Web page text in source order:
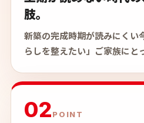
肢。
新築の完成時期が読みにくい
らしを整えたい」ご家族にと
02POINT